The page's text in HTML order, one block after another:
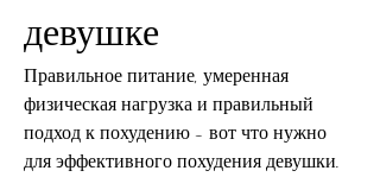
девушке
Правильное питание, умеренная
физическая нагрузка и правильный
подход к похудению - вот что нужно
для эффективного похудения девушки.